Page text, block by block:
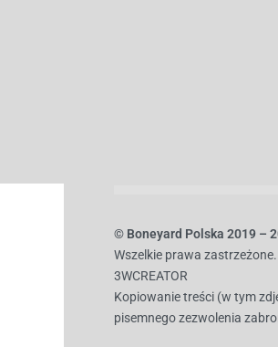
© Boneyard Polska 2019 –
Wszelkie prawa
3WCREATOR
Kopiowanie treści (w tym
pisemnego zezwolenia